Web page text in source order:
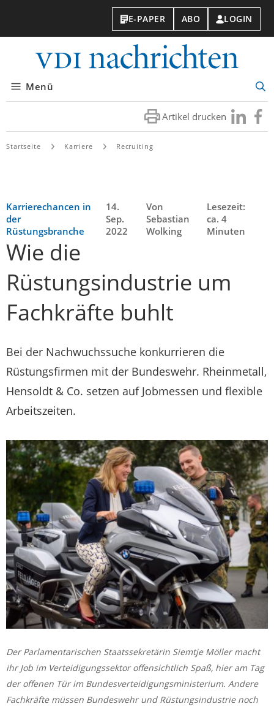
E-PAPER ABO LOGIN
Menü
Artikel drucken Besuchen
Sie
Sie
Startseite Karriere Recruiting
Karrierechancen in
der
Rüstungsbranche
14.
Sep.
2022
Von
Sebastian
Wolking
Lesezeit:
ca. 4
Minuten
Wie die
Rüstungsindustrie um
Fachkräfte buhlt
Bei der Nachwuchssuche konkurrieren die
Rüstungsfirmen mit der Bundeswehr. Rheinmetall,
Hensoldt & Co. setzen auf Jobmessen und flexible
Arbeitszeiten.
Der Parlamentarischen Staatssekretärin Siemtje Möller macht
ihr Job im Verteidigungssektor offensichtlich Spaß, hier am Tag
der offenen Tür im Bundesverteidigungsministerium. Andere
Fachkräfte müssen Bundeswehr und Rüstungsindustrie noch